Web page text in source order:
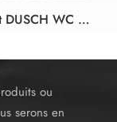
Intelligent DUSCH WC bidet douche siège de Toilette blanc bidet siège de toilette Design sans monture
ou
serons en